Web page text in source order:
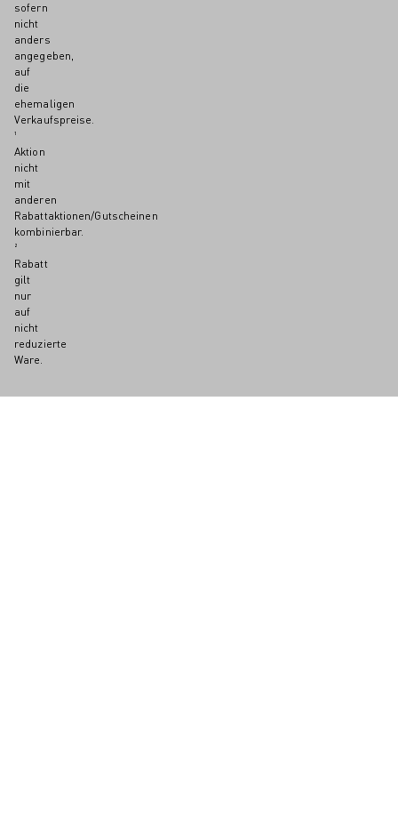
sofern
nicht
anders
angegeben,
auf
die
ehemaligen
Verkaufspreise.
¹
Aktion
nicht
mit
anderen
Rabattaktionen/Gutscheinen
kombinierbar.
²
Rabatt
gilt
nur
auf
nicht
reduzierte
Ware.